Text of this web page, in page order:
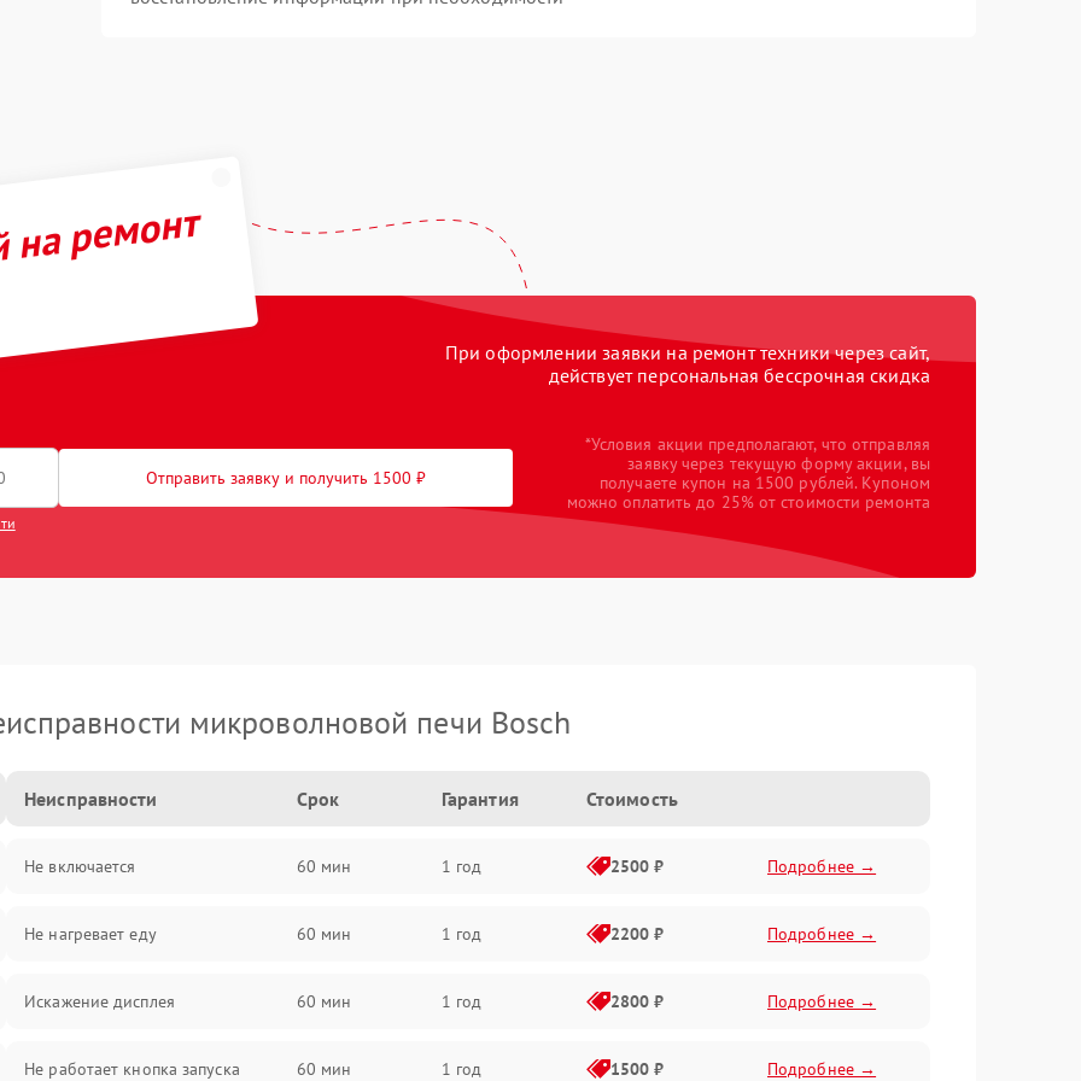
ремонт
При оформлении заявки на ремонт техники через сайт,
действует персональная бессрочная скидка
Отправить заявку и получить 1500 ₽
*Условия акции предполагают, что отправляя
заявку через текущую форму акции, вы
получаете купон на 1500 рублей. Купоном
можно оплатить до 25% от стоимости ремонта
микроволновой печи Bosch
Неисправности Срок Гарантия Стоимость
Не включается 60 мин 1 год 2500 ₽ Подробнее →
Не нагревает еду 60 мин 1 год 2200 ₽ Подробнее →
Искажение дисплея 60 мин 1 год 2800 ₽ Подробнее →
Не работает кнопка запуска 60 мин 1 год 1500 ₽ Подробнее →